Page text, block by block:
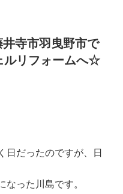
寺市羽曳野市で
ルリフォームへ☆
日だったのですが、日
なった川島です。